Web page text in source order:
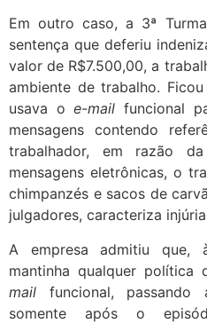
Em outro caso, a 3ª
sentença que deferiu
valor de R$7.500,00, a
ambiente de trabalho.
usava oe-mailfuncional
mensagens contendo
trabalhador, em razão
mensagens eletrônicas, o
chimpanzés e sacos de
julgadores, caracteriza
A empresa admitiu que,
mantinha qualquer
mail funcional,
somente após o